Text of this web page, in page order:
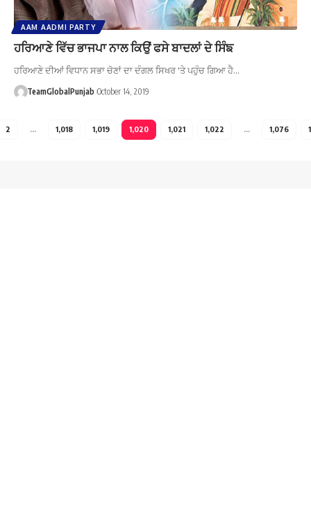
AAM AADMI PARTY
ਹਰਿਆਣੇ ਵਿੱਚ ਭਾਜਪਾ ਨਾਲ ਕਿਉਂ ਫਸੇ ਬਾਦਲਾਂ ਦੇ ਸਿੰਙ
ਹਰਿਆਣੇ ਦੀਆਂ ਵਿਧਾਨ ਸਭਾ ਚੋਣਾਂ ਦਾ ਦੰਗਲ ਸਿਖਰ 'ਤੇ ਪਹੁੰਚ ਗਿਆ ਹੈ…
TeamGlobalPunjab October 14, 2019
2 … 1,018 1,019 1,020 1,021 1,022 … 1,076